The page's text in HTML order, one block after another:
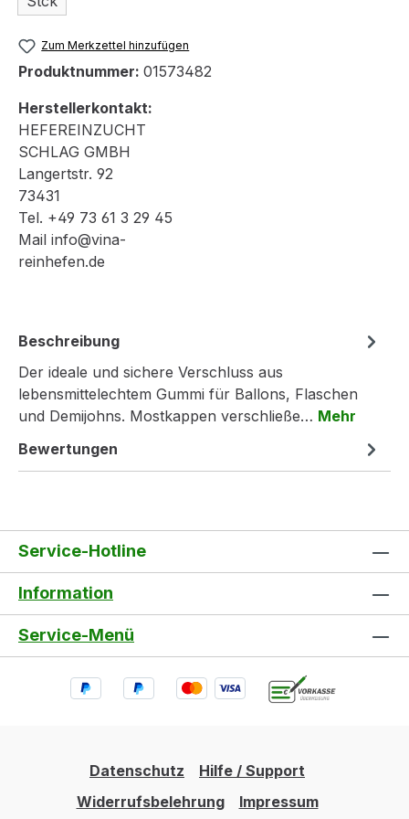
Zum Merkzettel hinzufügen
Produktnummer: 01573482
Herstellerkontakt:
HEFEREINZUCHT
SCHLAG GMBH
Langertstr. 92
73431
Tel. +49 73 61 3 29 45
Mail info@vina-
reinhefen.de
Beschreibung
Der ideale und sichere Verschluss aus
lebensmittelechtem Gummi für Ballons, Flaschen
und Demijohns. Mostkappen verschließe… Mehr
Bewertungen
Service-Hotline
Information
Service-Menü
Datenschutz
Hilfe / Support
Widerrufsbelehrung
Impressum